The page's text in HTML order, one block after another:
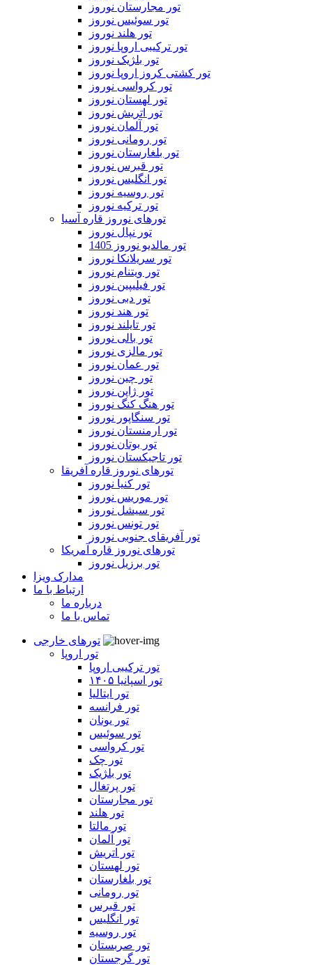
تور مجارستان نوروز
تور سوئیس نوروز
تور هلند نوروز
تور ترکیبی اروپا نوروز
تور بلژیک نوروز
تور کشتی کروز اروپا نوروز
تور کرواسی نوروز
تور لهستان نوروز
تور اتریش نوروز
تور آلمان نوروز
تور رومانی نوروز
تور بلغارستان نوروز
تور قبرس نوروز
تور انگلیس نوروز
تور روسیه نوروز
تور ترکیه نوروز
تورهای نوروز قاره آسیا
تور نپال نوروز
تور مالدیو نوروز 1405
تور سریلانکا نوروز
تور ویتنام نوروز
تور فیلیپین نوروز
تور دبی نوروز
تور هند نوروز
تور تایلند نوروز
تور بالی نوروز
تور مالزی نوروز
تور عمان نوروز
تور چین نوروز
تور ژاپن نوروز
تور هنگ کنگ نوروز
تور سنگاپور نوروز
تور ارمنستان نوروز
تور بوتان نوروز
تور تاجیکستان نوروز
تورهای نوروز قاره آفریقا
تور کنیا نوروز
تور موریس نوروز
تور سیشل نوروز
تور تونس نوروز
تور آفریقای جنوبی نوروز
تورهای نوروز قاره آمریکا
تور برزیل نوروز
مدارک ویزا
ارتباط با ما
درباره ما
تماس با ما
تورهای خارجی
تور اروپا
تور ترکیبی اروپا
تور اسپانیا ۱۴۰۵
تور ایتالیا
تور فرانسه
تور یونان
تور سوئیس
تور کرواسی
تور چک
تور بلژیک
تور پرتغال
تور مجارستان
تور هلند
تور مالتا
تور آلمان
تور اتریش
تور لهستان
تور بلغارستان
تور رومانی
تور قبرس
تور انگلیس
تور روسیه
تور صربستان
تور گرجستان